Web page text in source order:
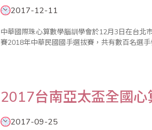
2017-12-11
中華國際珠心算數學腦訓學會於12月3日在台北
賽2018年中華民國國手選拔賽，共有數百名選
2017台南亞太盃全國
2017-09-25